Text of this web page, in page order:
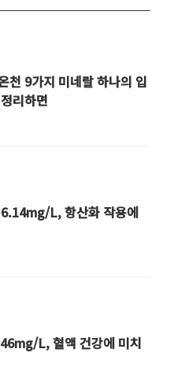
천 9가지 미네랄 하나의 입
리하면
L, 항산화 작용에
L, 혈액 건강에 미치